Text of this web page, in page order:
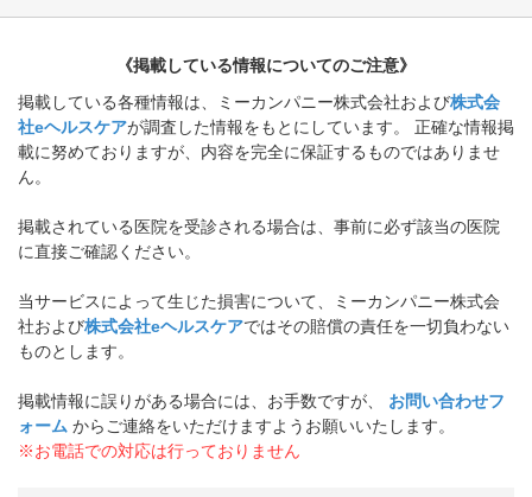
《掲載している情報についてのご注意》
掲載している各種情報は、ミーカンパニー株式会社および株式会
社eヘルスケアが調査した情報をもとにしています。 正確な情報掲
載に努めておりますが、内容を完全に保証するものではありませ
ん。
掲載されている医院を受診される場合は、事前に必ず該当の医院
に直接ご確認ください。
当サービスによって生じた損害について、ミーカンパニー株式会
社および株式会社eヘルスケアではその賠償の責任を一切負わない
ものとします。
掲載情報に誤りがある場合には、お手数ですが、
お問い合わせフ
ォーム からご連絡をいただけますようお願いいたします。
※お電話での対応は行っておりません